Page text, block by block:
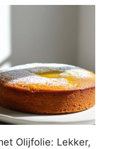
Olijfolie: Lekker,